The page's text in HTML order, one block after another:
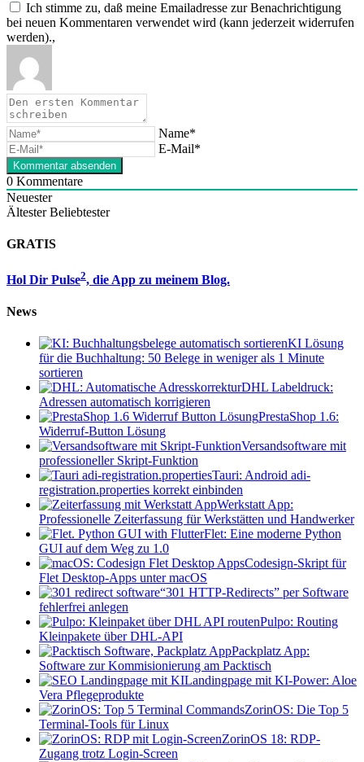
Ich stimme zu, daß meine Emailadresse zur Benachrichtigung
bei neuen Kommentaren verwendet wird (kann jederzeit widerrufen
werden).,
Name*
E-Mail*
0 Kommentare
Neuester
Ältester Beliebtester
GRATIS
Hol Dir Pulse2, die App zu meinem Blog.
News
KI Lösung
für die Buchhaltung: 50 Belege in weniger als 1 Minute
sortieren
DHL Labeldruck:
Adressen automatisch korrigieren
PrestaShop 1.6:
Widerruf-Button Lösung
Versandsoftware mit
professioneller Skript-Funktion
Tauri: Android adi-
registration.properties korrekt einbinden
Werkstatt App:
Professionelle Zeiterfassung für Werkstätten und Handwerker
Flet: Eine moderne Python
GUI auf dem Weg zu 1.0
Codesign-Skript für
Flet Desktop-Apps unter macOS
“301 HTTP-Redirects” per Software
fehlerfrei anlegen
Pulpo: Routing
Kleinpakete über DHL-API
Packplatz App:
Software zur Kommisionierung am Packtisch
Landingpage mit KI-Power: Aloe
Vera Pflegeprodukte
ZorinOS: Die Top 5
Terminal-Tools für Linux
ZorinOS 18: RDP-
Zugang trotz Login-Screen